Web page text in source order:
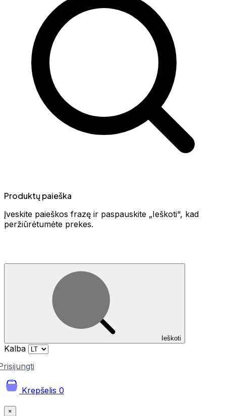
Produktų paieška
Įveskite paieškos frazę ir paspauskite „Ieškoti“, kad
peržiūrėtumėte prekes.
Ieškoti
Kalba
Krepšelis 0
×